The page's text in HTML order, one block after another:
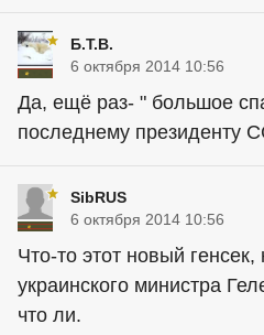
Б.Т.В.
6 октября 2014 10:56
Да, ещё раз- " большое
последнему президенту
SibRUS
6 октября 2014 10:56
Что-то этот новый
украинского министра
что ли.